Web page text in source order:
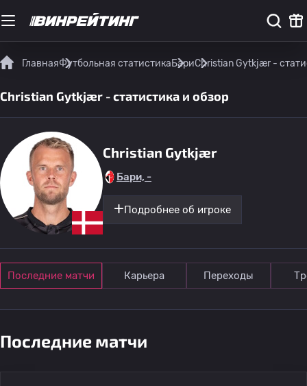
ГлавнаяФутбольная статистикаБариChristian Gytkjær -
Christian Gytkjær - статистика и обзор
Christian Gytkjær
Бари, -
Подробнее об игроке
Последние матчи Карьера Переходы
Последние матчи